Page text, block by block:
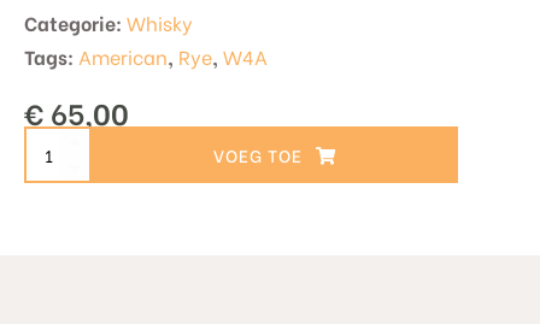
Categorie: Whisky
Tags: American, Rye, W4A
€ 65,00
Ironroot